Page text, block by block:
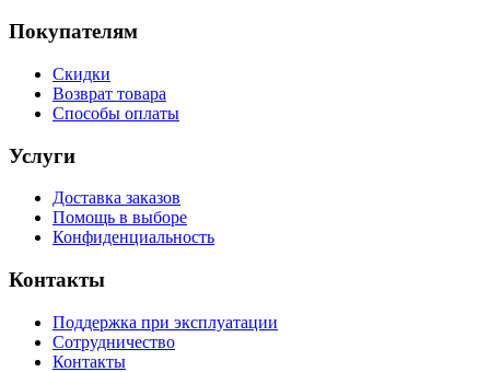
Покупателям
Скидки
Возврат товара
Способы оплаты
Услуги
Доставка заказов
Помощь в выборе
Конфиденциальность
Контакты
Поддержка при эксплуатации
Сотрудничество
Контакты